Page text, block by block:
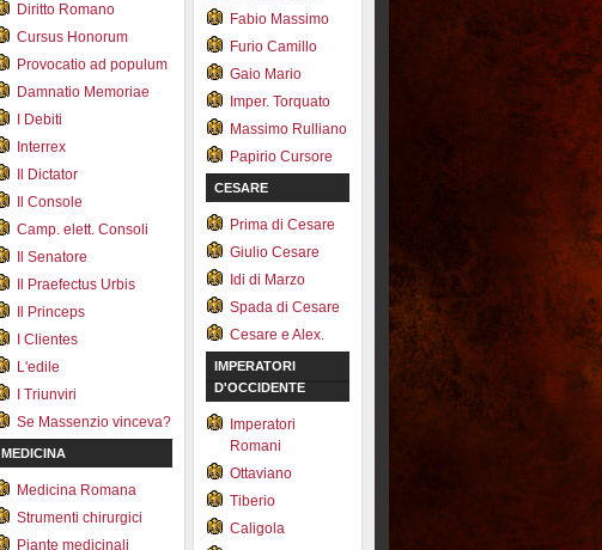
Diritto Romano
Cursus Honorum
Provocatio ad populum
Damnatio Memoriae
I Debiti
Interrex
Il Dictator
Il Console
Camp. elett. Consoli
Il Senatore
Il Praefectus Urbis
Il Princeps
I Clientes
L'edile
I Triunviri
Se Massenzio vinceva?
MEDICINA
Medicina Romana
Strumenti chirurgici
Piante medicinali
Fabio Massimo
Furio Camillo
Gaio Mario
Imper. Torquato
Massimo Rulliano
Papirio Cursore
CESARE
Prima di Cesare
Giulio Cesare
Idi di Marzo
Spada di Cesare
Cesare e Alex.
IMPERATORI
D'OCCIDENTE
Imperatori
Romani
Ottaviano
Tiberio
Caligola